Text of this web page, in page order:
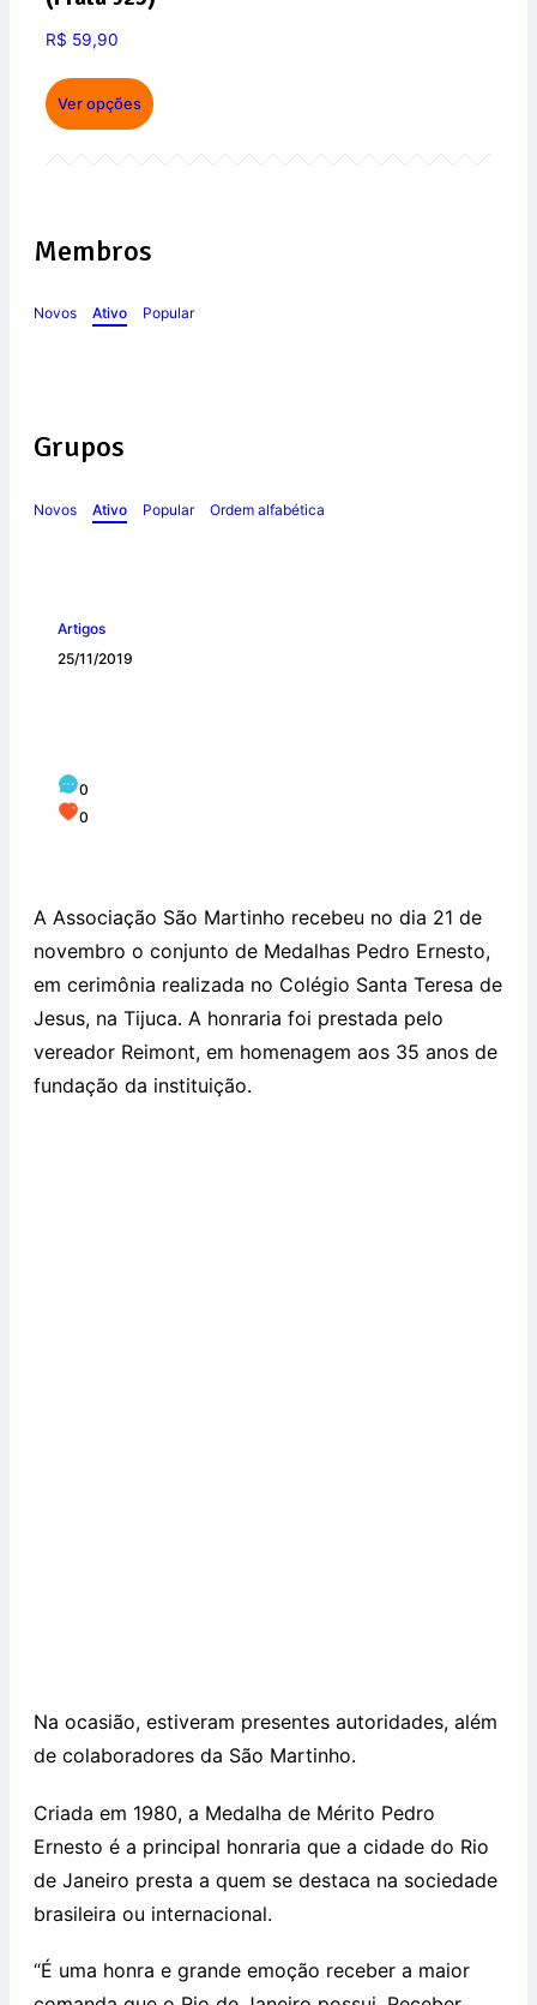
R$ 59,90
Ver opções
Membros
Novos Ativo Popular
Grupos
Novos Ativo Popular Ordem alfabética
Artigos
25/11/2019
0
0
A Associação São Martinho recebeu no dia 21 de
novembro o conjunto de Medalhas Pedro Ernesto,
em cerimônia realizada no Colégio Santa Teresa de
Jesus, na Tijuca. A honraria foi prestada pelo
vereador Reimont, em homenagem aos 35 anos de
fundação da instituição.
Na ocasião, estiveram presentes autoridades, além
de colaboradores da São Martinho.
Criada em 1980, a Medalha de Mérito Pedro
Ernesto é a principal honraria que a cidade do Rio
de Janeiro presta a quem se destaca na sociedade
brasileira ou internacional.
“É uma honra e grande emoção receber a maior